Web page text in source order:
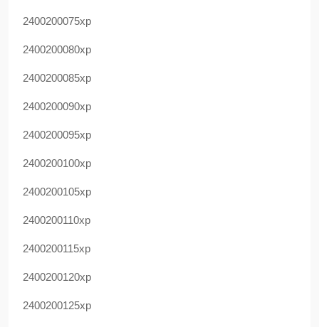
2400200075xp
2400200080xp
2400200085xp
2400200090xp
2400200095xp
2400200100xp
2400200105xp
2400200110xp
2400200115xp
2400200120xp
2400200125xp